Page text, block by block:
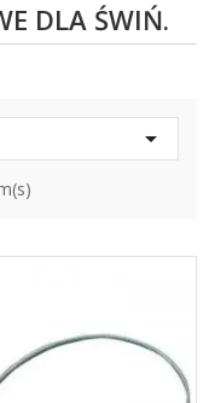
DLA ŚWIŃ.
